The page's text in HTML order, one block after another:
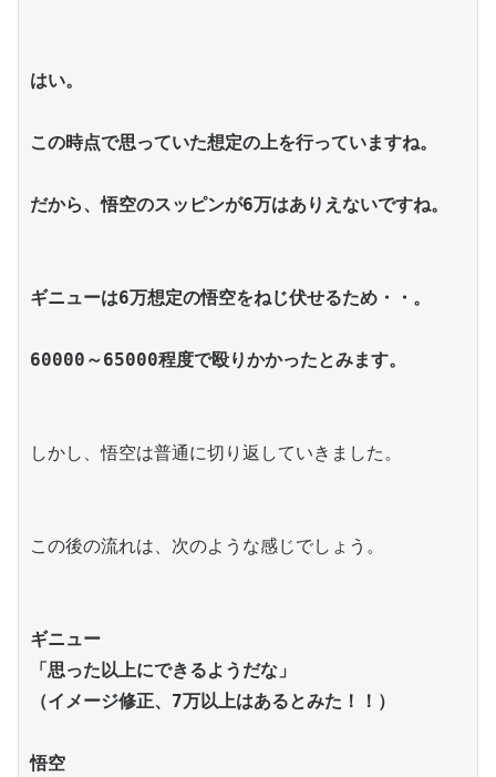
はい。
この時点で思っていた想定の上を行っていますね。
だから、悟空のスッピンが6万はありえないですね。
ギニューは6万想定の悟空をねじ伏せるため・・。
60000～65000程度で殴りかかったとみます。
しかし、悟空は普通に切り返していきました。
この後の流れは、次のような感じでしょう。
ギニュー
「思った以上にできるようだな」
（イメージ修正、7万以上はあるとみた！！）
悟空